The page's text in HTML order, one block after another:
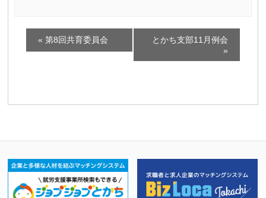
ベ
ー
シ
ョ
ン
« 第8回共育委員会
とかち支部11月例会
»